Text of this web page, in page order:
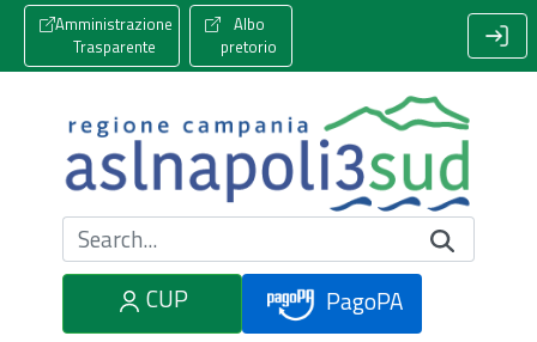
Amministrazione
Trasparente
Albo
pretorio
Cerca nel sito
CUP
PagoPA